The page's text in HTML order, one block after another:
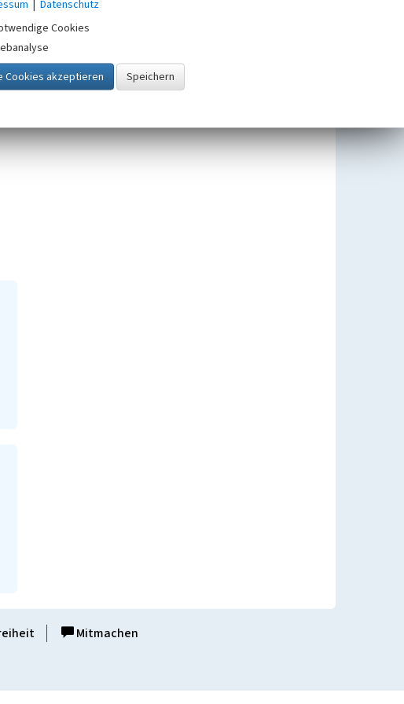
Mitmachen
| Datenschutz
Cookies